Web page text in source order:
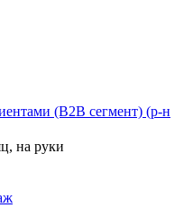
(В2В сегмент) (р-н
на руки